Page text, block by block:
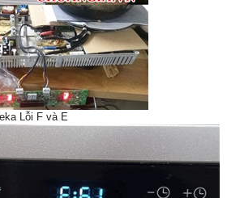
Lỗi F và E